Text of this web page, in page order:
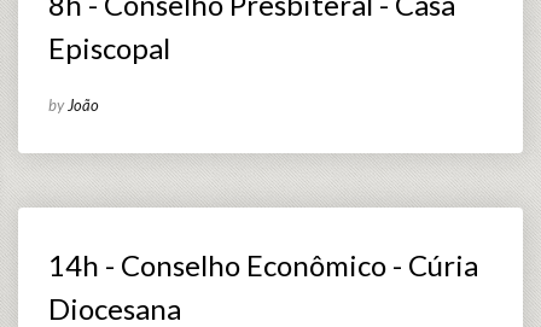
Episcopal
by João
14h - Conselho Econômico - Cúria
Diocesana